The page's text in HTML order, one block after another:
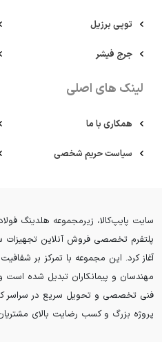
توپی برزیل
جرج فیشر
لینک های اصلی
همکاری با ما
سیاست حریم شخصی
پلتفرم تخصصی فروش آنلاین تجهیزات
آغاز کرد. این مجموعه با تمرکز بر
مهندسان و پیمانکاران تبدیل شده است و
فنی تخصصی و تحویل سریع در سراسر
پروژه بزرگ و کسب رضایت بالای